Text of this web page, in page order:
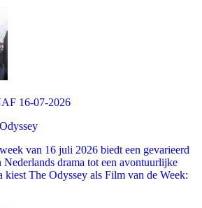
16-07-2026
van 16 juli 2026 biedt een gevarieerd
Nederlands drama tot een avontuurlijke
The Odyssey als Film van de Week: